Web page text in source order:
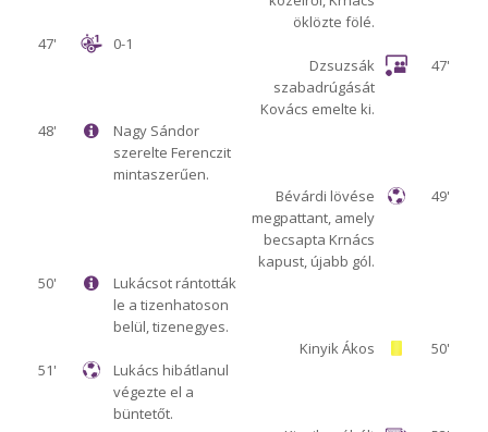
öklözte fölé.
47'
0-1
47'
Dzsuzsák
szabadrúgását
Kovács emelte ki.
48'
Nagy Sándor
szerelte Ferenczit
mintaszerűen.
49'
Bévárdi lövése
megpattant, amely
becsapta Krnács
kapust, újabb gól.
50'
Lukácsot rántották
le a tizenhatoson
belül, tizenegyes.
50'
Kinyik Ákos
51'
Lukács hibátlanul
végezte el a
büntetőt.